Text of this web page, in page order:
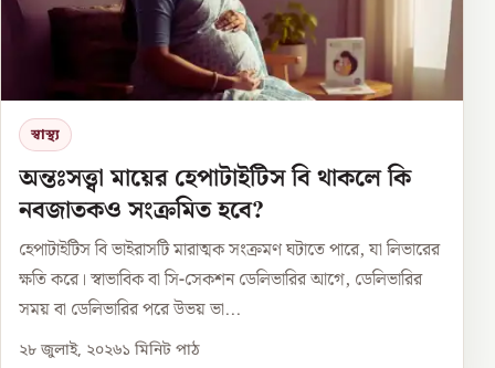
স্বাস্থ্য
অন্তঃসত্ত্বা মায়ের হেপাটাইটিস বি থাকলে কি
নবজাতকও সংক্রমিত হবে?
হেপাটাইটিস বি ভাইরাসটি মারাত্মক সংক্রমণ ঘটাতে পারে, যা লিভারের
ক্ষতি করে। স্বাভাবিক বা সি-সেকশন ডেলিভারির আগে, ডেলিভারির
সময় বা ডেলিভারির পরে উভয় ভা...
২৮ জুলাই, ২০২৬১ মিনিট পাঠ